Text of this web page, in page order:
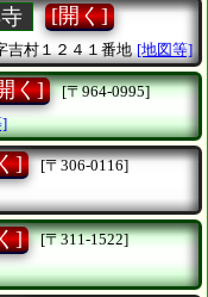
[開く]
吉村１２４１番地 [地図等]
く]
[〒964-0995]
]
]
[〒306-0116]
]
[〒311-1522]